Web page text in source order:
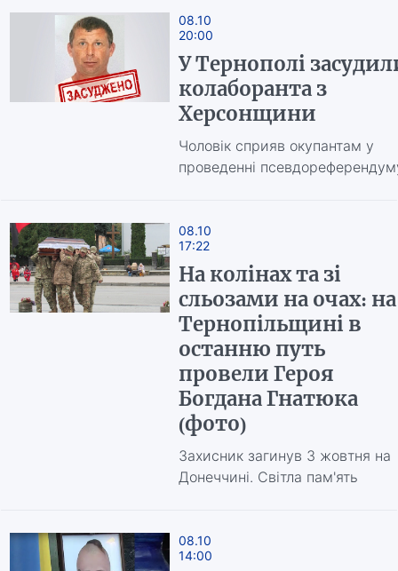
08.10
20:00
У Тернополі
колаборанта з
Херсонщини
Чоловік сприяв окупантам у
проведенні
08.10
17:22
На колінах та зі
сльозами на очах: на
Тернопільщині в
останню путь
провели Героя
Богдана Гнатюка
(фото)
Захисник загинув 3 жовтня на
Донеччині. Світла пам'ять
08.10
14:00